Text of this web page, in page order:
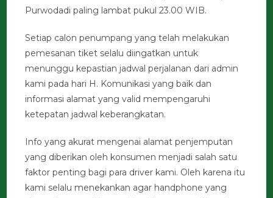
Purwodadi paling lambat pukul 23.00 WIB.
Setiap calon penumpang yang telah melakukan
pemesanan tiket selalu diingatkan untuk
menunggu kepastian jadwal perjalanan dari admin
kami pada hari H. Komunikasi yang baik dan
informasi alamat yang valid mempengaruhi
ketepatan jadwal keberangkatan.
Info yang akurat mengenai alamat penjemputan
yang diberikan oleh konsumen menjadi salah satu
faktor penting bagi para driver kami. Oleh karena itu
kami selalu menekankan agar handphone yang